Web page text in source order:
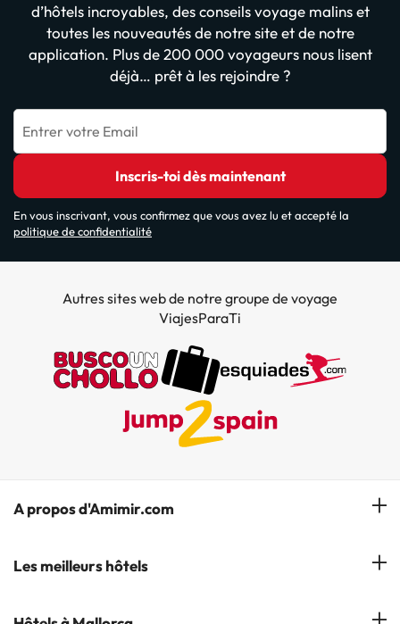
d’hôtels incroyables, des conseils voyage malins et
toutes les nouveautés de notre site et de notre
application. Plus de 200 000 voyageurs nous lisent
déjà… prêt à les rejoindre ?
Entrer votre Email
Inscris-toi dès maintenant
En vous inscrivant, vous confirmez que vous avez lu et accepté la
politique de confidentialité
Autres sites web de notre groupe de voyage
ViajesParaTi
A propos d'Amimir.com
Notre équipe
Les meilleurs hôtels
Hôtels à Salou